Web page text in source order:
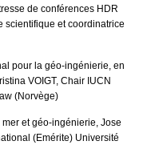
de conférences HDR
scientifique et coordinatrice
pour la géo-ingénierie, en
VOIGT, Chair IUCN
(Norvège)
et géo-ingénierie, Jose
(Emérite) Université